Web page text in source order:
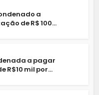
a
de R$ 100...
a pagar
R$10 mil por...